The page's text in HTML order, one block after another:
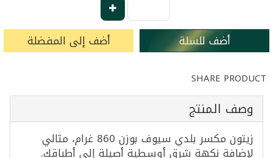
أضف للسلة أضف إلى المفضلة
SHARE PRODUCT
وصف المنتج
زيتون مكسر بلدي سيوف بوزن 860 غرام، مثالي
لإضافة نكهة شرق أوسطية أصيلة إلى أطباقك.